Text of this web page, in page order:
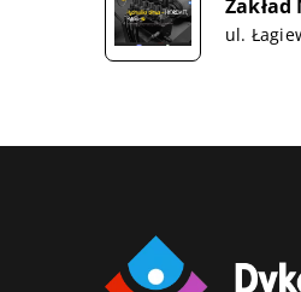
ul.